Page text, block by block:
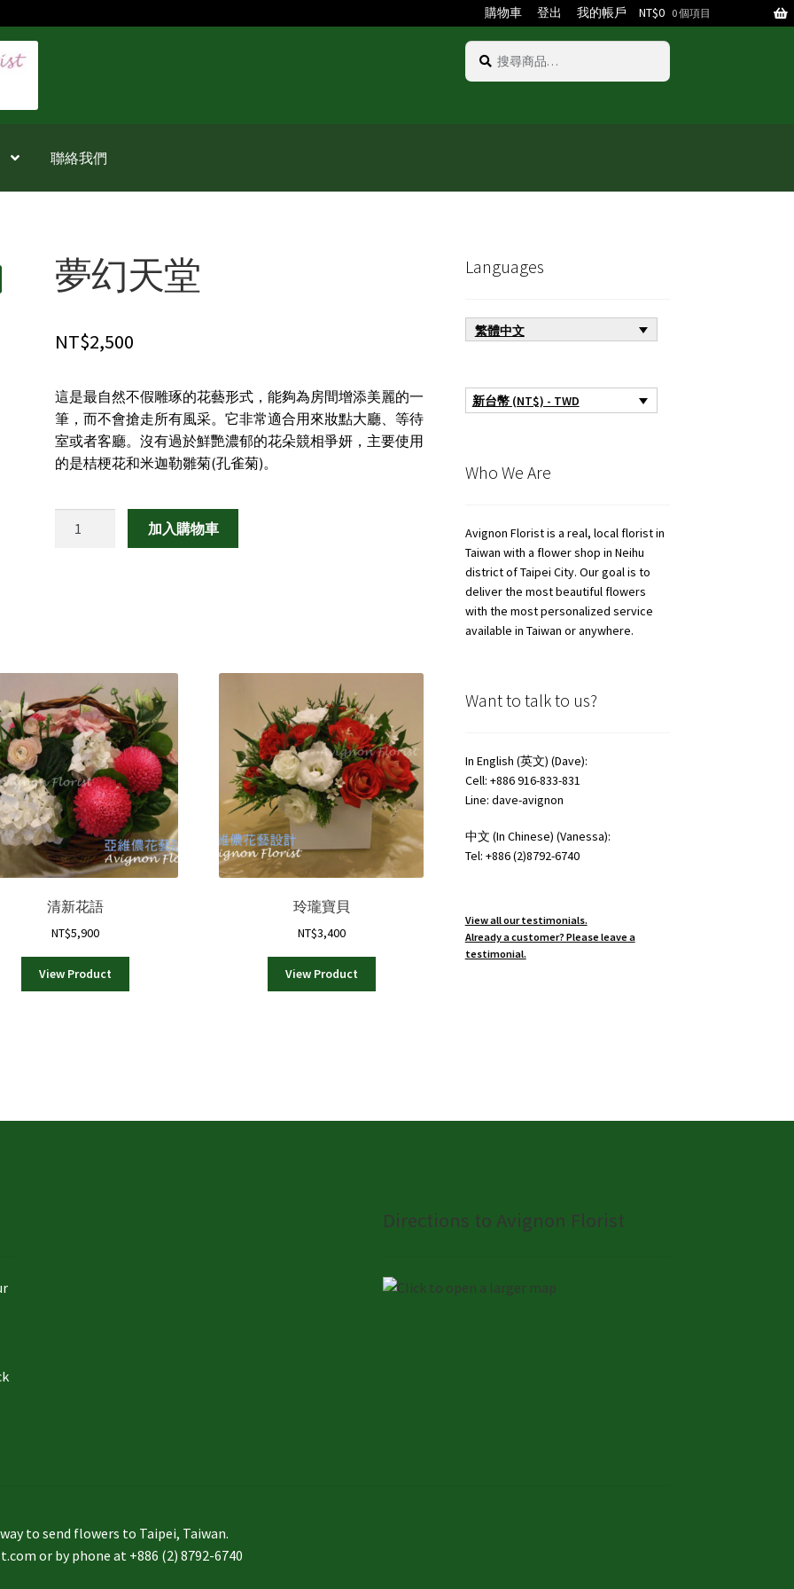
NT$0 0 個項目
購物車 登出 我的帳戶
搜搜
聯絡我們
夢幻天堂
NT$2,500
這是最自然不假雕琢的花藝形式，能夠為房間增添美麗的一
筆，而不會搶走所有風采。它非常適合用來妝點大廳、等待
室或者客廳。沒有過於鮮艷濃郁的花朵競相爭妍，主要使用
的是桔梗花和米迦勒雛菊(孔雀菊)。
加入購物車
清新花語
NT$5,900
View Product
玲瓏寶貝
NT$3,400
View Product
Languages
繁體中文
新台幣 (NT$) - TWD
Who We Are
Avignon Florist is a real, local florist in
Taiwan with a flower shop in Neihu
district of Taipei City. Our goal is to
deliver the most beautiful flowers
with the most personalized service
available in Taiwan or anywhere.
Want to talk to us?
In English (英文) (Dave):
Cell: +886 916-833-831
Line: dave-avignon
中文 (In Chinese) (Vanessa):
Tel: +886 (2)8792-6740
View all our testimonials.
Already a customer? Please leave a
testimonial.
Directions to Avignon Florist
to send flowers to Taipei, Taiwan.
or by phone at +886 (2) 8792-6740